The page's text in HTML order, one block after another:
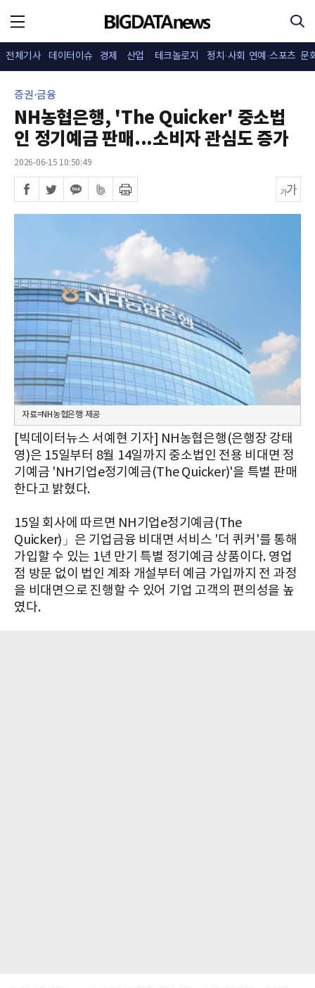
전체기사 데이터이슈 경제 산업 테크놀로지 정치·사회 연예·스포츠 문
증권·금융
NH농협은행, 'The Quicker' 중소법
인 정기예금 판매...소비자 관심도 증가
2026-06-15 10:50:49
자료=NH농협은행 제공
[빅데이터뉴스 서예현 기자] NH농협은행(은행장 강태
영)은 15일부터 8월 14일까지 중소법인 전용 비대면 정
기예금 'NH기업e정기예금(The Quicker)'을 특별 판매
한다고 밝혔다.
15일 회사에 따르면 NH기업e정기예금(The
Quicker)」은 기업금융 비대면 서비스 '더 퀴커'를 통해
가입할 수 있는 1년 만기 특별 정기예금 상품이다. 영업
점 방문 없이 법인 계좌 개설부터 예금 가입까지 전 과정
을 비대면으로 진행할 수 있어 기업 고객의 편의성을 높
였다.